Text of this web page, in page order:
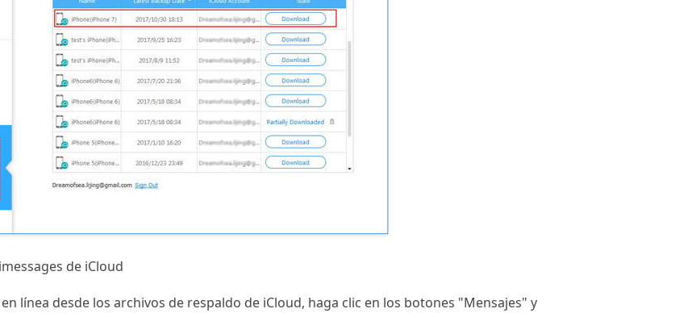
de iCloud
línea desde los archivos de respaldo de iCloud, haga clic en los botones "Mensajes" y